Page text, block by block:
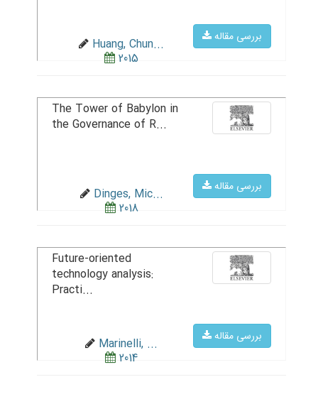
بررسی مقاله
Huang, Chun...
2015
بررسی مقاله
The Tower of Babylon in
the Governance of R...
Dinges, Mic...
2018
بررسی مقاله
Future-oriented
technology analysis:
Practi...
Marinelli, ...
2014